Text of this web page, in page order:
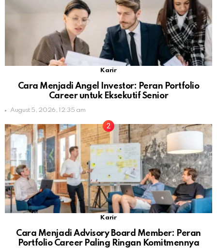
Karir
Cara Menjadi Angel Investor: Peran Portfolio
Career untuk Eksekutif Senior
August 5, 2026, 12:35 am
Karir
Cara Menjadi Advisory Board Member: Peran
Portfolio Career Paling Ringan Komitmennya